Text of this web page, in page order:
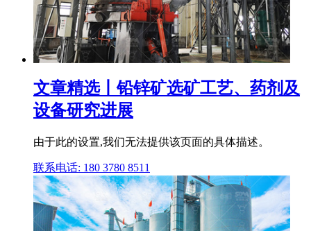
文章精选丨铅锌矿选矿工艺、药剂及
设备研究进展
由于此的设置,我们无法提供该页面的具体描述。
联系电话: 180 3780 8511